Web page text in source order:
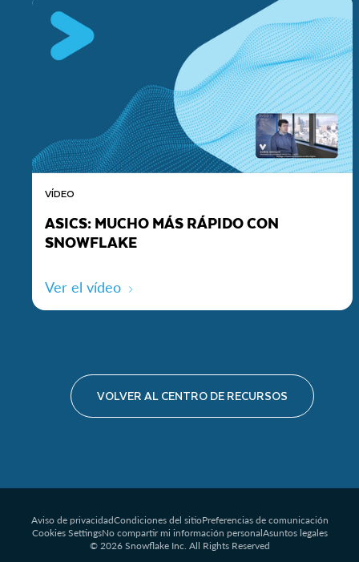
VÍDEO
ASICS: MUCHO MÁS RÁPIDO CON
SNOWFLAKE
Ver el vídeo
VOLVER AL CENTRO DE RECURSOS
Aviso de privacidadCondiciones del sitioPreferencias de comunicación
Cookies SettingsNo compartir mi información personalAsuntos legales
© 2026 Snowflake Inc. All Rights Reserved